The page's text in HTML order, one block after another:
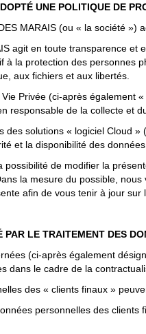
UNE POLITIQUE DE
MARAIS (ou « la société
agit en toute transparence
à la protection des personnes
aux fichiers et aux libertés.
Privée (ci-après également
responsable de la collecte et
des solutions « logiciel Cloud
et la disponibilité des
possibilité de modifier la
la mesure du possible,
afin de vous tenir à jour
PAR LE TRAITEMENT DES
(ci-après également
dans le cadre de la
des « clients finaux »
personnelles des